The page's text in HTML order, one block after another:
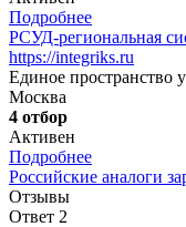
Подробнее
РСУД-региональная
https://integriks.ru
Единое пространство
Москва
4 отбор
Активен
Подробнее
Российские аналоги
Отзывы
Ответ 2